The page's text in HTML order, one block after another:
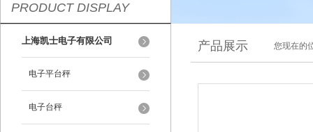
PRODUCT DISPLAY
上海凯士电子有限公司
电子平台秤
电子台秤
产品展示 您现在的